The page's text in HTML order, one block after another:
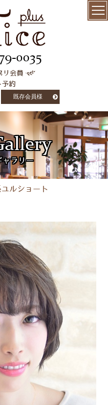
0035
リ会員
予約
既存会員様
ャラリー
ルショート